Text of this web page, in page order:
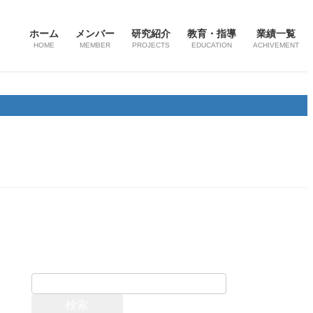
ホーム
HOME
メンバー
MEMBER
研究紹介
PROJECTS
教育・指導
EDUCATION
業績一覧
ACHIVEMENT